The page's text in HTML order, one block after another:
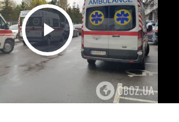
Play Video